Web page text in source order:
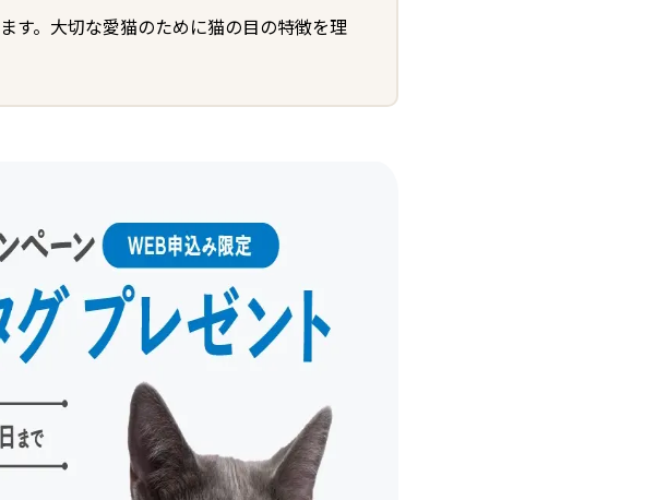
す。大切な愛猫のために猫の目の特徴を理